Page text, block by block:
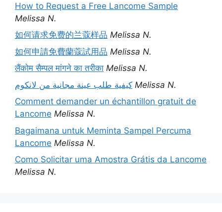
How to Request a Free Lancome Sample
Melissa N.
如何请求免费的兰蔻样品 Melissa N.
如何申請免費蘭蔻試用品 Melissa N.
लैंकोम सैम्पल मांगने का तरीका Melissa N.
كيفية طلب عينة مجانية من لانكوم Melissa N.
Comment demander un échantillon gratuit de
Lancome Melissa N.
Bagaimana untuk Meminta Sampel Percuma
Lancome Melissa N.
Como Solicitar uma Amostra Grátis da Lancome
Melissa N.